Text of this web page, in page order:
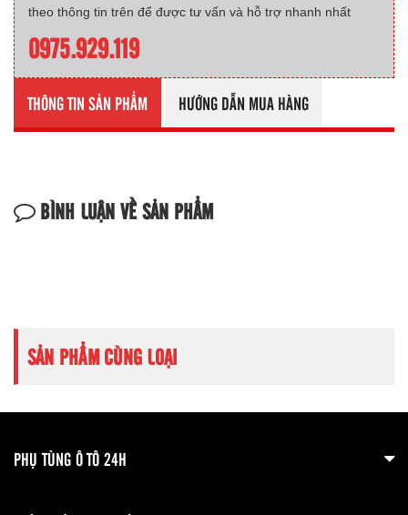
theo thông tin trên để được tư vấn và hỗ trợ nhanh nhất
0975.929.119
THÔNG TIN SẢN PHẨM HƯỚNG DẪN MUA HÀNG
BÌNH LUẬN VỀ SẢN PHẨM
SẢN PHẨM CÙNG LOẠI
PHỤ TÙNG Ô TÔ 24H